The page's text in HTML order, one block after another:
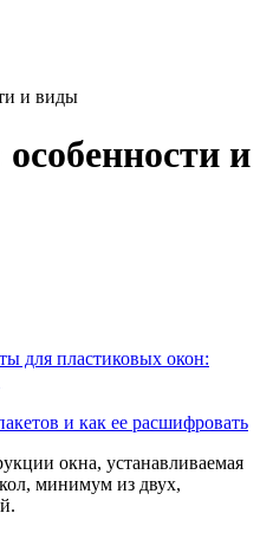
и виды
и
для пластиковых окон:
и как ее расшифровать
окна, устанавливаемая
минимум из двух,